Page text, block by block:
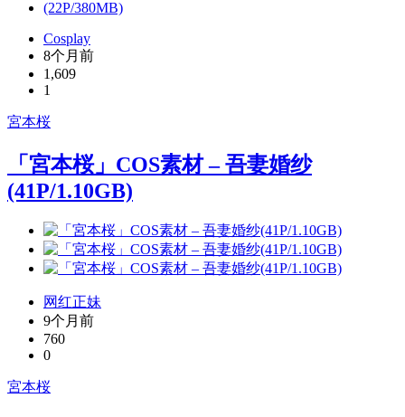
Cosplay
8个月前
1,609
1
宮本桜
「宮本桜」COS素材 – 吾妻婚纱
(41P/1.10GB)
网红正妹
9个月前
760
0
宮本桜